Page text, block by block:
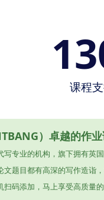
课程
）卓越的作
专业的机构，旗下拥有英
题目都有高深的写作造诣
码添加，马上享受高质量